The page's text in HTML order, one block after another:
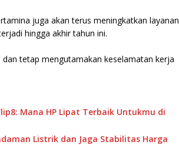
juga akan terus meningkatkan layanan
hingga akhir tahun ini.
tetap mengutamakan keselamatan kerja
Mana HP Lipat Terbaik Untukmu di
Listrik dan Jaga Stabilitas Harga